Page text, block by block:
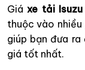
Giáxe tải Isuzu
thuộc vào
giúp bạn đưa
giá tốt nhất.